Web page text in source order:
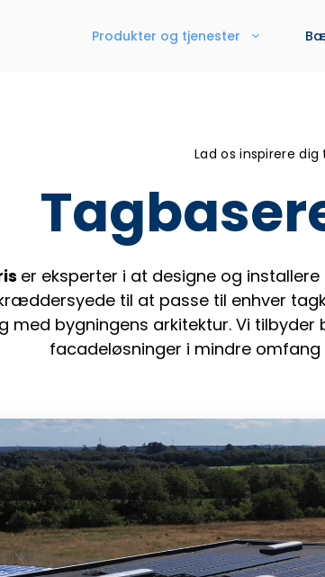
Produkter og tjenester
Lad os inspirere
er eksperter i at designe og
til at passe til enhver
med bygningens arkitektur. Vi
facadeløsninger i mindre